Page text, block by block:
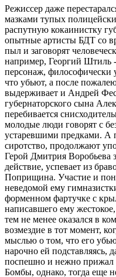
Режиссер даже
мазками тупых
распутную кокаинистку
опытные артисты БДТ со
пыл и заговорят
например, Георгий Штиль
персонаж,
что убьют, а после
выдерживает и Андрей
губернаторского сына
перебивается
молодые люди говорят с
устаревшими предками. А
сиротство, продолжают
Герой Дмитрия Воробьева
действие, успевает из
Поприщина. Участие и
неведомой ему
форменном фартучке с
написавшего ему
тем не менее оказался в
возмездие в тот момент,
мыслью о том, что его
нарочно ей подставляясь,
поспешно и нежно прижал
Бомбы, однако, тогда еще